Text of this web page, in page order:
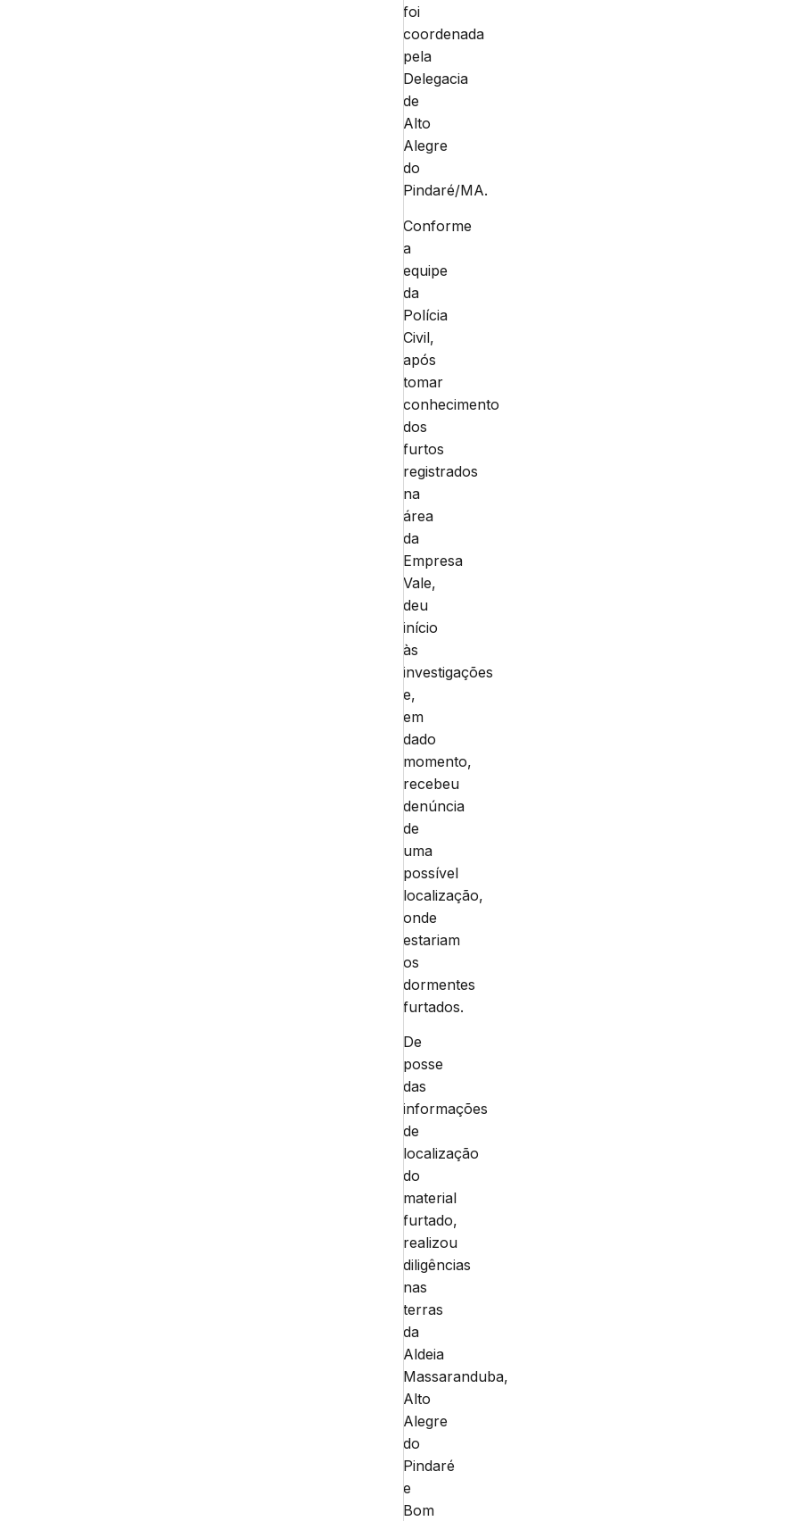
foi
coordenada
pela
Delegacia
de
Alto
Alegre
do
Pindaré/MA.
Conforme
a
equipe
da
Polícia
Civil,
após
tomar
conhecimento
dos
furtos
registrados
na
área
da
Empresa
Vale,
deu
início
às
investigações
e,
em
dado
momento,
recebeu
denúncia
de
uma
possível
localização,
onde
estariam
os
dormentes
furtados.
De
posse
das
informações
de
localização
do
material
furtado,
realizou
diligências
nas
terras
da
Aldeia
Massaranduba,
Alto
Alegre
do
Pindaré
e
Bom